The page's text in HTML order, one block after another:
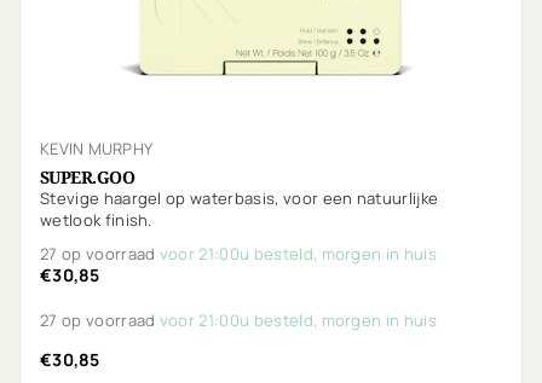
KEVIN MURPHY
SUPER.GOO
Stevige haargel op waterbasis, voor een natuurlijke
wetlook finish.
27 op voorraad voor 21:00u besteld, morgen in huis
€30,85
27 op voorraad voor 21:00u besteld, morgen in huis
€30,85